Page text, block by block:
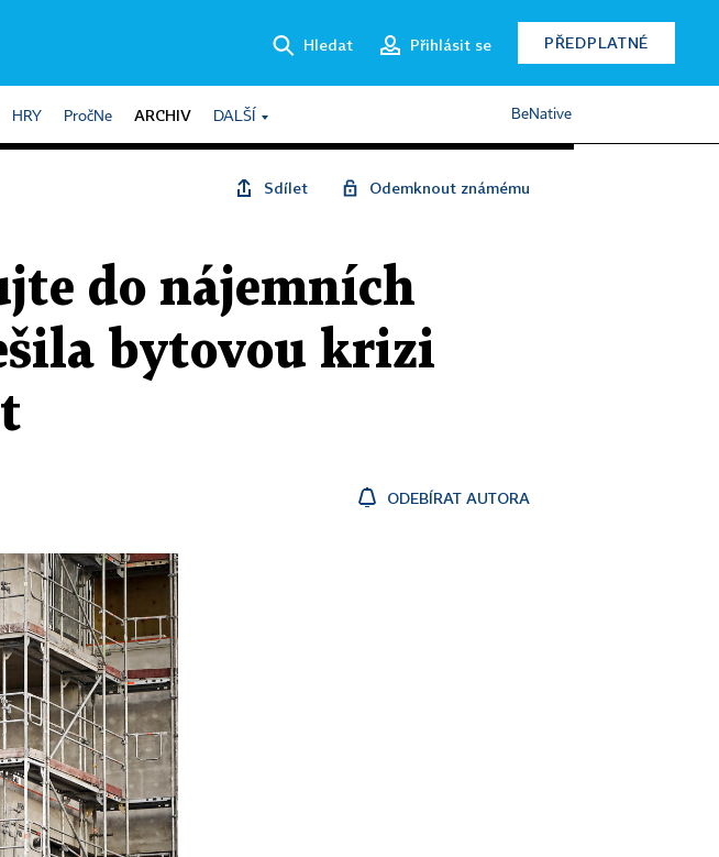
Hledat Přihlásit se PŘEDPLATNÉ
HRY PročNe ARCHIV DALŠÍ BeNative
Sdílet Odemknout známému
do nájemních
bytovou krizi
ODEBÍRAT AUTORA